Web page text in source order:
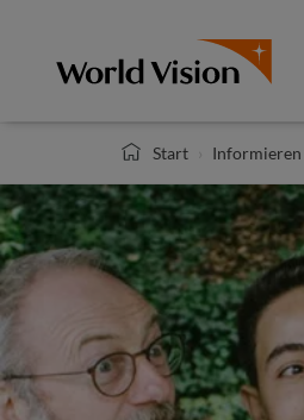
Start Informieren